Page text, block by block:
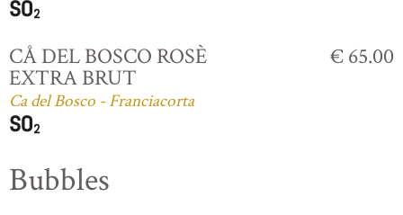
CÅ DEL BOSCO ROSÈ
EXTRA BRUT
Ca del Bosco - Franciacorta
€ 65.00
Bubbles